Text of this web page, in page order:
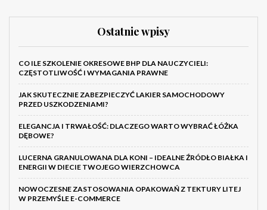
Ostatnie wpisy
CO ILE SZKOLENIE OKRESOWE BHP DLA NAUCZYCIELI:
CZĘSTOTLIWOŚĆ I WYMAGANIA PRAWNE
JAK SKUTECZNIE ZABEZPIECZYĆ LAKIER SAMOCHODOWY
PRZED USZKODZENIAMI?
ELEGANCJA I TRWAŁOŚĆ: DLACZEGO WARTO WYBRAĆ ŁÓŻKA
DĘBOWE?
LUCERNA GRANULOWANA DLA KONI – IDEALNE ŹRÓDŁO BIAŁKA I
ENERGII W DIECIE TWOJEGO WIERZCHOWCA
NOWOCZESNE ZASTOSOWANIA OPAKOWAŃ Z TEKTURY LITEJ
W PRZEMYŚLE E-COMMERCE